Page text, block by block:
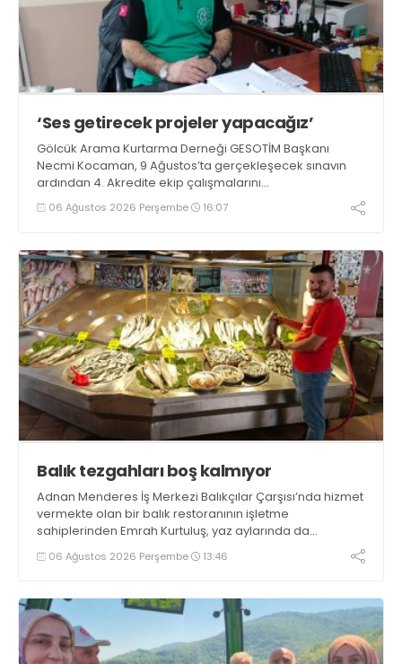
‘Ses getirecek projeler yapacağız’
Gölcük Arama Kurtarma Derneği GESOTİM Başkanı
Necmi Kocaman, 9 Ağustos’ta gerçekleşecek sınavın
ardından 4. Akredite ekip çalışmalarını
tamamlayacaklarını ifade ederek açıklamalarda
bulundu. Kocaman, “Gölcük’te ve Kocaeli genelinde ses
06 Ağustos 2026 Perşembe 16:07
Balık tezgahları boş kalmıyor
Adnan Menderes İş Merkezi Balıkçılar Çarşısı’nda hizmet
vermekte olan bir balık restoranının işletme
sahiplerinden Emrah Kurtuluş, yaz aylarında da
tezgahlarda taze balık bulunduğunu ifade ederek “Yıl
boyunca tezgahlarda taze balık bulmak mümkün
06 Ağustos 2026 Perşembe 13:46